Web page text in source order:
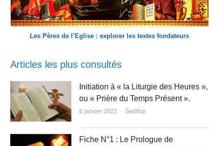
Les Pères de l’Eglise : explorer les textes fondateurs
Articles les plus consultés
Initiation à « la Liturgie des Heures »,
ou « Prière du Temps Présent ».
6 janvier 2022 Author
Sedifop
Fiche N°1 : Le Prologue de